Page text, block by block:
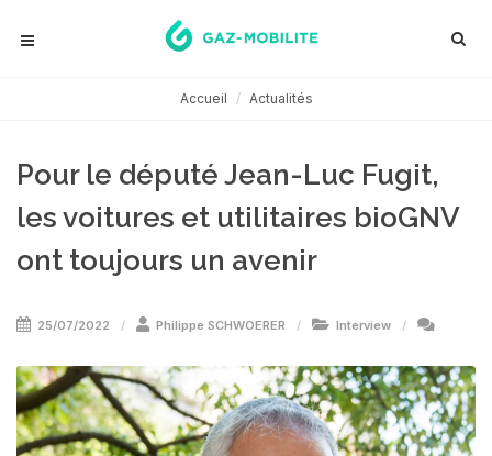
Accueil Actualités
Pour le député Jean-Luc Fugit,
les voitures et utilitaires bioGNV
ont toujours un avenir
25/07/2022 Philippe SCHWOERER Interview